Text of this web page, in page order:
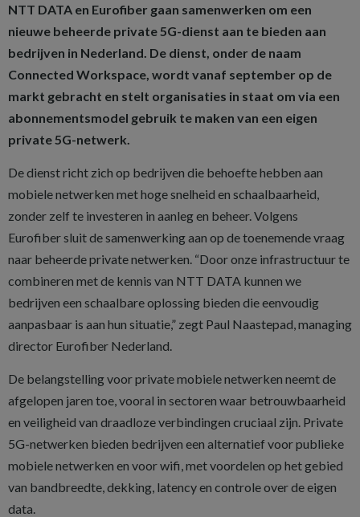
NTT DATA en Eurofiber gaan samenwerken om een
nieuwe beheerde private 5G-dienst aan te bieden aan
bedrijven in Nederland. De dienst, onder de naam
Connected Workspace, wordt vanaf september op de
markt gebracht en stelt organisaties in staat om via een
abonnementsmodel gebruik te maken van een eigen
private 5G-netwerk.
De dienst richt zich op bedrijven die behoefte hebben aan
mobiele netwerken met hoge snelheid en schaalbaarheid,
zonder zelf te investeren in aanleg en beheer. Volgens
Eurofiber sluit de samenwerking aan op de toenemende vraag
naar beheerde private netwerken. “Door onze infrastructuur te
combineren met de kennis van NTT DATA kunnen we
bedrijven een schaalbare oplossing bieden die eenvoudig
aanpasbaar is aan hun situatie,” zegt Paul Naastepad, managing
director Eurofiber Nederland.
De belangstelling voor private mobiele netwerken neemt de
afgelopen jaren toe, vooral in sectoren waar betrouwbaarheid
en veiligheid van draadloze verbindingen cruciaal zijn. Private
5G-netwerken bieden bedrijven een alternatief voor publieke
mobiele netwerken en voor wifi, met voordelen op het gebied
van bandbreedte, dekking, latency en controle over de eigen
data.